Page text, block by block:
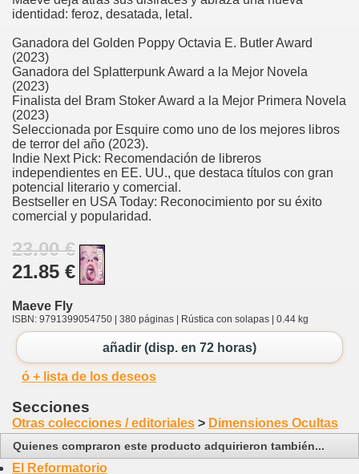
identidad: feroz, desatada, letal.
Ganadora del Golden Poppy Octavia E. Butler Award
(2023)
Ganadora del Splatterpunk Award a la Mejor Novela
(2023)
Finalista del Bram Stoker Award a la Mejor Primera Novela
(2023)
Seleccionada por Esquire como uno de los mejores libros
de terror del año (2023).
Indie Next Pick: Recomendación de libreros
independientes en EE. UU., que destaca títulos con gran
potencial literario y comercial.
Bestseller en USA Today: Reconocimiento por su éxito
comercial y popularidad.
23.00 €
21.85 €
Maeve Fly
ISBN: 9791399054750 | 380 páginas | Rústica con solapas | 0.44 kg
añadir (disp. en 72 horas)
ó + lista de los deseos
Secciones
Otras colecciones / editoriales > Dimensiones Ocultas
Quienes compraron este producto adquirieron también...
El Reformatorio